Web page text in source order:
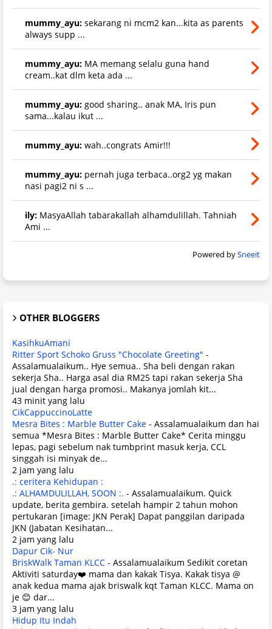
mummy_ayu: sekarang ni mcm2 kan...kita as parents
always supp ...
mummy_ayu: MA memang selalu guna hand
cream..kat dlm keta ada ...
mummy_ayu: good sharing.. anak MA, Iris pun
sama...kalau ikut ...
mummy_ayu: wah..congrats Amir!!!
mummy_ayu: pernah juga terbaca..org2 yg makan
nasi pagi2 ni s ...
ily: MasyaAllah tabarakallah alhamdulillah. Tahniah
Ami ...
Powered bySneeit
OTHER BLOGGERS
KasihkuAmani
Ritter Sport Schoko Gruss "Chocolate Greeting" -
Assalamualaikum.. Hye semua.. Sha beli dengan rakan
sekerja Sha.. Harga asal dia RM25 tapi rakan sekerja Sha
jual dengan harga promosi.. Makanya jomlah kit...
43 minit yang lalu
CikCappuccinoLatte
Mesra Bites : Marble Butter Cake - Assalamualaikum dan hai
semua *Mesra Bites : Marble Butter Cake* Cerita minggu
lepas, pagi sebelum nak tumbprint masuk kerja, CCL
singgah isi minyak de...
2 jam yang lalu
.: ceritera Kehidupan :
.: ALHAMDULILLAH, SOON :. - Assalamualaikum. Quick
update, berita gembira. setelah hampir 2 tahun mohon
pertukaran [image: JKN Perak] Dapat panggilan daripada
JKN (Jabatan Kesihatan...
2 jam yang lalu
Dapur Cik- Nur
BriskWalk Taman KLCC - Assalamualaikum Sedikit coretan
Aktiviti saturday❤️ mama dan kakak Tisya. Kakak tisya @
anak kedua mama ajak briswalk kqt Taman KLCC. Mama on
je 😊 dar...
3 jam yang lalu
Hidup Itu Indah